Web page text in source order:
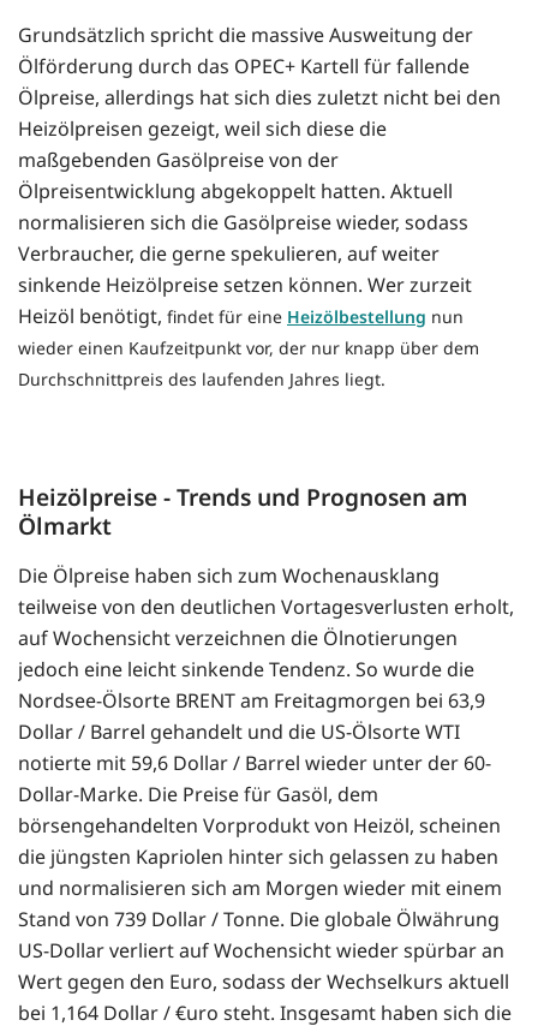
Grundsätzlich spricht die massive Ausweitung der
Ölförderung durch das OPEC+ Kartell für fallende
Ölpreise, allerdings hat sich dies zuletzt nicht bei den
Heizölpreisen gezeigt, weil sich diese die
maßgebenden Gasölpreise von der
Ölpreisentwicklung abgekoppelt hatten. Aktuell
normalisieren sich die Gasölpreise wieder, sodass
Verbraucher, die gerne spekulieren, auf weiter
sinkende Heizölpreise setzen können. Wer zurzeit
Heizöl benötigt, findet für eine Heizölbestellung nun
wieder einen Kaufzeitpunkt vor, der nur knapp über dem
Durchschnittpreis des laufenden Jahres liegt.
Heizölpreise - Trends und Prognosen am
Ölmarkt
Die Ölpreise haben sich zum Wochenausklang
teilweise von den deutlichen Vortagesverlusten erholt,
auf Wochensicht verzeichnen die Ölnotierungen
jedoch eine leicht sinkende Tendenz. So wurde die
Nordsee-Ölsorte BRENT am Freitagmorgen bei 63,9
Dollar / Barrel gehandelt und die US-Ölsorte WTI
notierte mit 59,6 Dollar / Barrel wieder unter der 60-
Dollar-Marke. Die Preise für Gasöl, dem
börsengehandelten Vorprodukt von Heizöl, scheinen
die jüngsten Kapriolen hinter sich gelassen zu haben
und normalisieren sich am Morgen wieder mit einem
Stand von 739 Dollar / Tonne. Die globale Ölwährung
US-Dollar verliert auf Wochensicht wieder spürbar an
Wert gegen den Euro, sodass der Wechselkurs aktuell
bei 1,164 Dollar / €uro steht. Insgesamt haben sich die